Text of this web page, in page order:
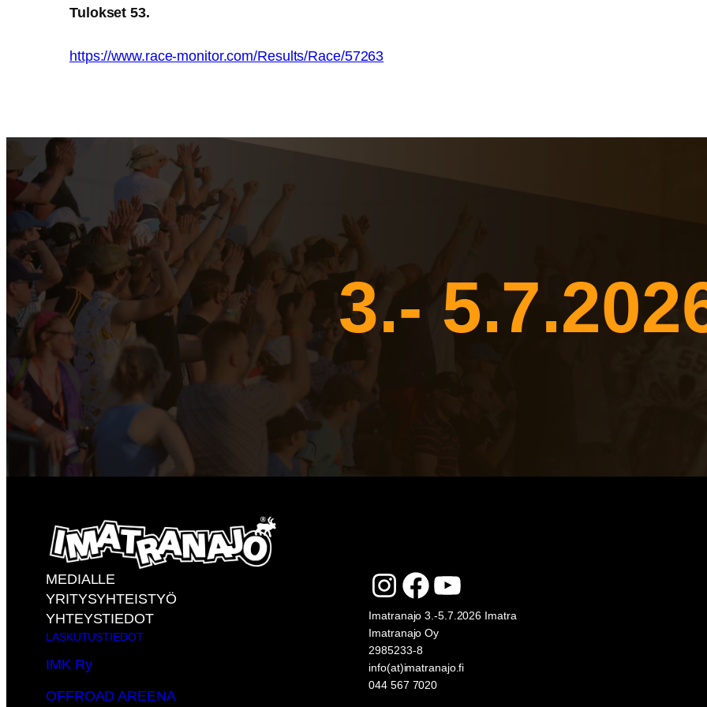
Tulokset 53.
https://www.race-monitor.com/Results/Race/57263
3.-
MEDIALLE
YRITYSYHTEISTYÖ
YHTEYSTIEDOT
LASKUTUSTIEDOT
IMK Ry
OFFROAD AREENA
InstagramFacebook YouTube
Imatranajo 3.-5.7.2026 Imatra
Imatranajo Oy
2985233-8
info(at)imatranajo.fi
044 567 7020